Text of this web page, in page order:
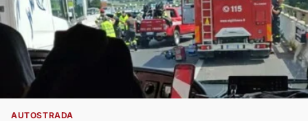
AUTOSTRADA